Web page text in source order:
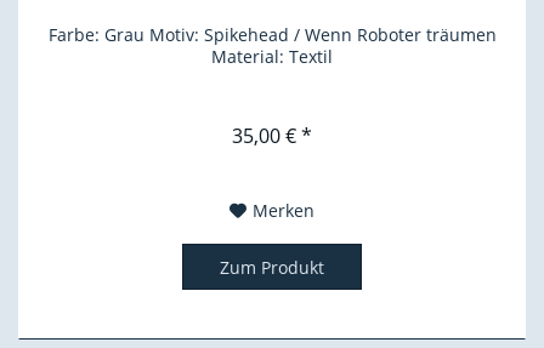
Farbe: Grau Motiv: Spikehead / Wenn Roboter träumen
Material: Textil
35,00 € *
Merken
Zum Produkt